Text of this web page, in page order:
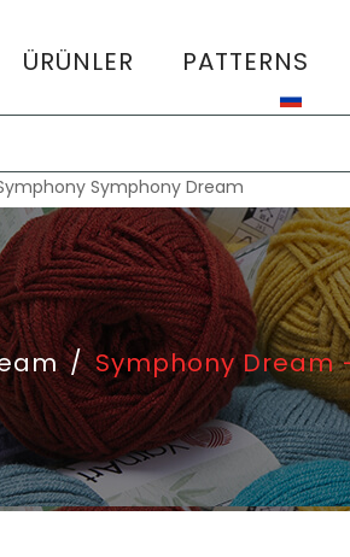
ÜRÜNLER PATTERNS
Symphony Dream
/ Symphony Dream